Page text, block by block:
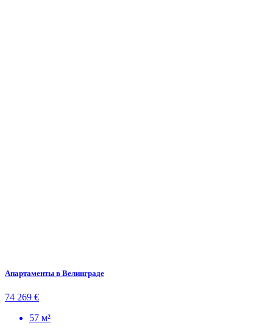
Апартаменты в Велинграде
74 269 €
57 м²